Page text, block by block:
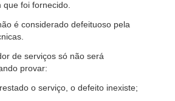
que foi fornecido.
é considerado defeituoso pela
de serviços só não será
provar:
o serviço, o defeito inexiste;